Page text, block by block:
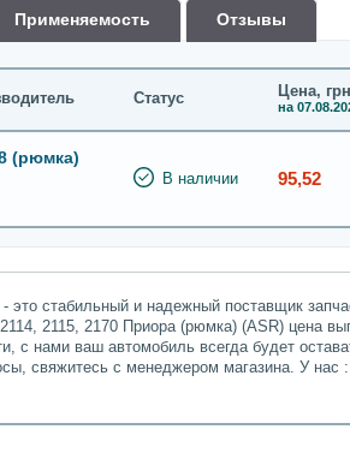
Применяемость Oтзывы
Статус Цена, грн
на
(рюмка)
В наличии 95,52
стабильный и надежный поставщик
2115, 2170 Приора (рюмка) (ASR) цена
с нами ваш автомобиль всегда будет
свяжитесь с менеджером магазина. У